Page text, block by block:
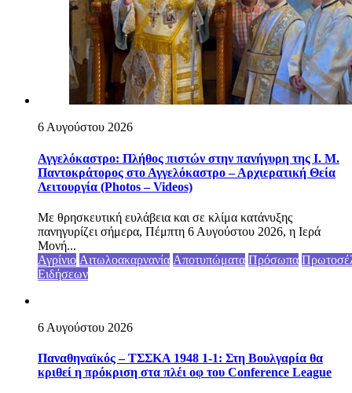
6 Αυγούστου 2026
Αγγελόκαστρο: Πλήθος πιστών στην πανήγυρη της Ι. Μ.
Παντοκράτορος στο Αγγελόκαστρο – Αρχιερατική Θεία
Λειτουργία (Photos – Videos)
Με θρησκευτική ευλάβεια και σε κλίμα κατάνυξης
πανηγυρίζει σήμερα, Πέμπτη 6 Αυγούστου 2026, η Ιερά
Μονή...
Αγρίνιο Αιτωλοακαρνανία Αποτυπώματα Πρόσωπα
Ειδήσεων
6 Αυγούστου 2026
Παναθηναϊκός – ΤΣΣΚΑ 1948 1-1: Στη Βουλγαρία θα
κριθεί η πρόκριση στα πλέι οφ του Conference League